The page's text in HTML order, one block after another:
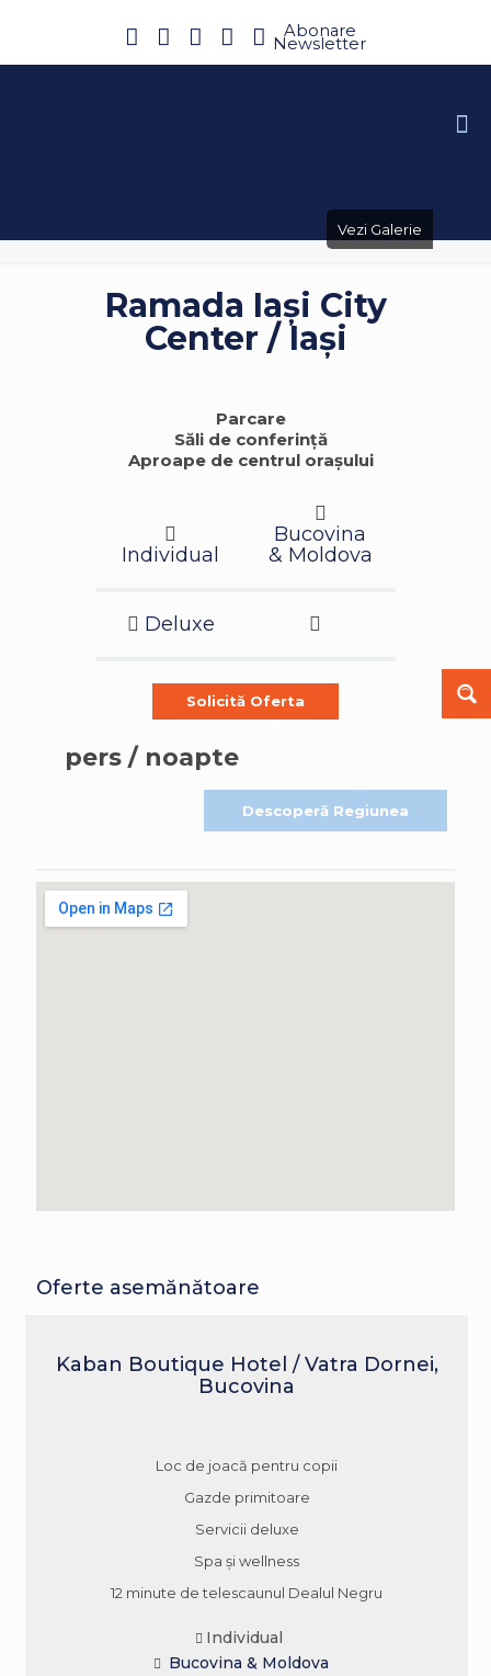
Abonare
Newsletter
Vezi Galerie
Ramada Iași City
Center / Iași
Parcare
Săli de conferință
Aproape de centrul orașului
Individual
Bucovina
& Moldova
Deluxe
Solicită Oferta
pers / noapte
Descoperă Regiunea
Oferte asemănătoare
Kaban Boutique Hotel / Vatra Dornei,
Bucovina
Loc de joacă pentru copii
Gazde primitoare
Servicii deluxe
Spa şi wellness
12 minute de telescaunul Dealul Negru
Individual
Bucovina & Moldova